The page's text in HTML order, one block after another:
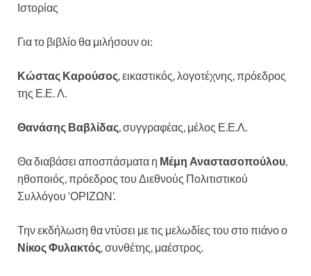
Ιστορίας
Για το βιβλίο θα μιλήσουν οι:
Κώστας Καρούσος, εικαστικός, λογοτέχνης, πρόεδρος
της Ε.Ε. Λ.
Θανάσης Βαβλίδας, συγγραφέας, μέλος Ε.Ε.Λ.
Θα διαβάσει αποσπάσματα η Μέμη Αναστασοπούλου,
ηθοποιός, πρόεδρος του Διεθνούς Πολιτιστικού
Συλλόγου ‘ΟΡΙΖΩΝ’.
Την εκδήλωση θα ντύσει με τις μελωδίες του στο πιάνο ο
Νίκος Φυλακτός, συνθέτης, μαέστρος.